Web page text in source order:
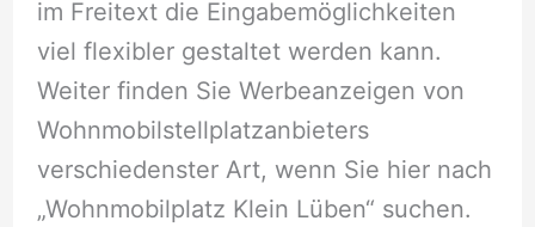
im Freitext die Eingabemöglichkeiten
viel flexibler gestaltet werden kann.
Weiter finden Sie Werbeanzeigen von
Wohnmobilstellplatzanbieters
verschiedenster Art, wenn Sie hier nach
„Wohnmobilplatz Klein Lüben“ suchen.